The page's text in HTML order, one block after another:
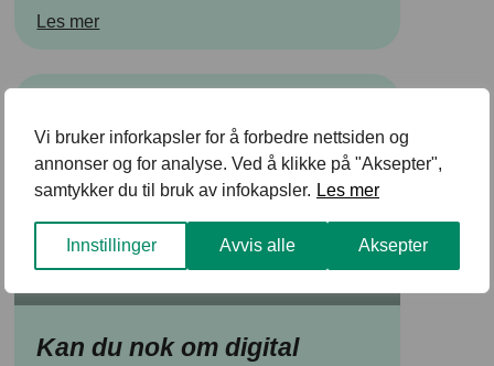
Vi bruker inforkapsler for å forbedre nettsiden og
annonser og for analyse. Ved å klikke på "Aksepter",
samtykker du til bruk av infokapsler. Les mer
Innstillinger Avvis alle Aksepter
Les mer
Kan du nok om digital